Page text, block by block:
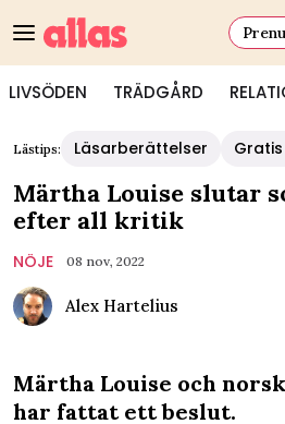
LIVSÖDEN TRÄDGÅRD
Lästips: Läsarberättelser
Märtha Louise slutar
efter all kritik
NÖJE 08 nov, 2022
Alex Hartelius
Märtha Louise och
har fattat ett beslut.